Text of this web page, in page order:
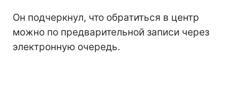
Он подчеркнул, что обратиться в центр
можно по предварительной записи через
электронную очередь.